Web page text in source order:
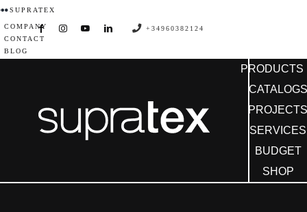
Skip
to
content
SUPRATEX
COMPANY
CONTACT
BLOG
+34960382124
PRODUCTS
CATALOGS
SERVICES
BUDGET
SHOP